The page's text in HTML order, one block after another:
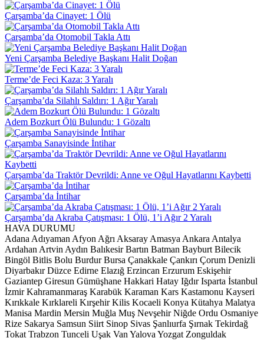
Çarşamba’da Cinayet: 1 Ölü
Çarşamba’da Otomobil Takla Attı
Yeni Çarşamba Belediye Başkanı Halit Doğan
Terme’de Feci Kaza: 3 Yaralı
Çarşamba’da Silahlı Saldırı: 1 Ağır Yaralı
Adem Bozkurt Ölü Bulundu: 1 Gözaltı
Çarşamba Sanayisinde İntihar
Çarşamba’da Traktör Devrildi: Anne ve Oğul Hayatlarını Kaybetti
Çarşamba’da İntihar
Çarşamba’da Akraba Çatışması: 1 Ölü, 1’i Ağır 2 Yaralı
HAVA DURUMU
Adana Adıyaman Afyon Ağrı Aksaray Amasya Ankara Antalya
Ardahan Artvin Aydın Balıkesir Bartın Batman Bayburt Bilecik
Bingöl Bitlis Bolu Burdur Bursa Çanakkale Çankırı Çorum Denizli
Diyarbakır Düzce Edirne Elazığ Erzincan Erzurum Eskişehir
Gaziantep Giresun Gümüşhane Hakkari Hatay Iğdır Isparta İstanbul
İzmir Kahramanmaraş Karabük Karaman Kars Kastamonu Kayseri
Kırıkkale Kırklareli Kırşehir Kilis Kocaeli Konya Kütahya Malatya
Manisa Mardin Mersin Muğla Muş Nevşehir Niğde Ordu Osmaniye
Rize Sakarya Samsun Siirt Sinop Sivas Şanlıurfa Şırnak Tekirdağ
Tokat Trabzon Tunceli Uşak Van Yalova Yozgat Zonguldak